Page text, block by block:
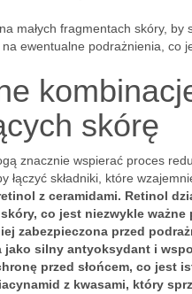
małych fragmentach skóry, by
ewentualne podrażnienia, co
skórę
znacznie wspierać proces
składniki, które
z ceramidami. Retinol
co jest niezwykle
zabezpieczona przed
jako silny antyoksydant i
przed słońcem, co jest
z kwasami, który